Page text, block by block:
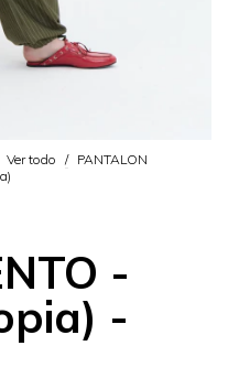
Ver todo / PANTALON
-
-